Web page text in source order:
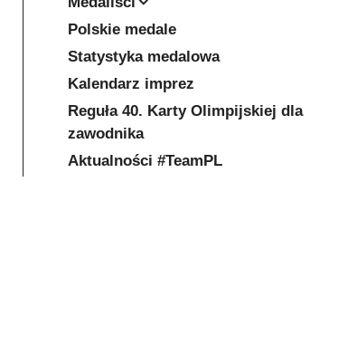
Polskie medale
Statystyka medalowa
Kalendarz imprez
Reguła 40. Karty Olimpijskiej dla
zawodnika
Aktualności #TeamPL